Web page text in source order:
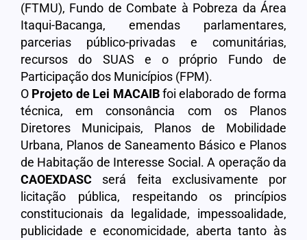
(FTMU), Fundo de Combate à Pobreza da Área
Itaqui-Bacanga, emendas parlamentares,
parcerias público-privadas e comunitárias,
recursos do SUAS e o próprio Fundo de
Participação dos Municípios (FPM).
O Projeto de Lei MACAIBfoi elaborado de forma
técnica, em consonância com os Planos
Diretores Municipais, Planos de Mobilidade
Urbana, Planos de Saneamento Básico e Planos
de Habitação de Interesse Social. A operação da
CAOEXDASC será feita exclusivamente por
licitação pública, respeitando os princípios
constitucionais da legalidade, impessoalidade,
publicidade e economicidade, aberta tanto às